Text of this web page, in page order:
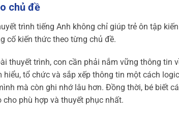
chủ đề
trình tiếng Anh không chỉ giúp trẻ ôn tập
cố kiến thức theo từng chủ đề.
thuyết trình, con cần phải nắm vững thông tin
tổ chức và sắp xếp thông tin một cách
mà còn ghi nhớ lâu hơn. Đồng thời, bé biết
phù hợp và thuyết phục nhất.